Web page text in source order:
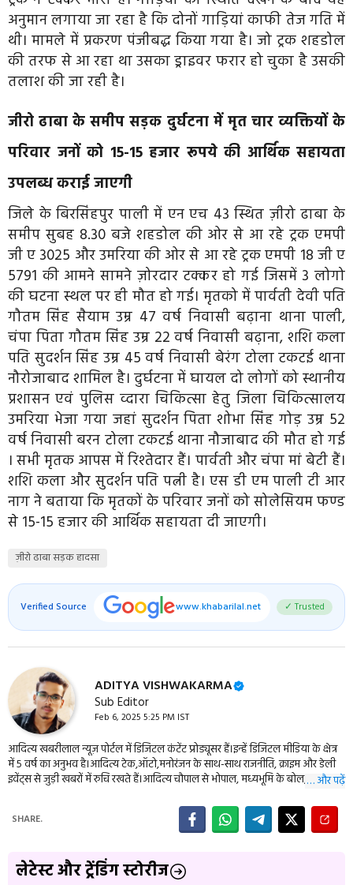
अनुमान लगाया जा रहा है कि दोनों गाड़ियां काफी तेज गति में
थी। मामले में प्रकरण पंजीबद्ध किया गया है। जो ट्रक शहडोल
की तरफ से आ रहा था उसका ड्राइवर फरार हो चुका है उसकी
तलाश की जा रही है।
जीरो ढाबा के समीप सड़क दुर्घटना में मृत चार व्यक्तियों के
परिवार जनों को 15-15 हजार रूपये की आर्थिक सहायता
उपलब्ध कराई जाएगी
जिले के बिरसिंहपुर पाली में एन एच 43 स्थित ज़ीरो ढाबा के
समीप सुबह 8.30 बजे शहडोल की ओर से आ रहे ट्रक एमपी
जी ए 3025 और उमरिया की ओर से आ रहे ट्रक एमपी 18 जी ए
5791 की आमने सामने ज़ोरदार टक्कर हो गई जिसमें 3 लोगो
की घटना स्थल पर ही मौत हो गई। मृतको में पार्वती देवी पति
गौतम सिंह सैयाम उम्र 47 वर्ष निवासी बढ़ाना थाना पाली,
चंपा पिता गौतम सिंह उम्र 22 वर्ष निवासी बढ़ाना, शशि कला
पति सुदर्शन सिंह उम्र 45 वर्ष निवासी बेरंग टोला टकटई थाना
नौरोजाबाद शामिल है। दुर्घटना में घायल दो लोगों को स्थानीय
प्रशासन एवं पुलिस व्दारा चिकित्सा हेतु जिला चिकित्सालय
उमरिया भेजा गया जहां सुदर्शन पिता शोभा सिंह गोड़ उम्र 52
वर्ष निवासी बरन टोला टकटई थाना नौजाबाद की मौत हो गई
। सभी मृतक आपस में रिश्तेदार हैं। पार्वती और चंपा मां बेटी हैं।
शशि कला और सुदर्शन पति पत्नी है। एस डी एम पाली टी आर
नाग ने बताया कि मृतकों के परिवार जनों को सोलेसियम फण्ड
से 15-15 हजार की आर्थिक सहायता दी जाएगी।
ज़ीरो ढाबा सड़क हादसा
Verified Source www.khabarilal.net ✓ Trusted
ADITYA VISHWAKARMA
Sub Editor
Feb 6, 2025 5:25 PM IST
आदित्य खबरीलाल न्यूज़ पोर्टल में डिजिटल कंटेंट प्रोड्यूसर हैं।इन्हें डिजिटल मीडिया के क्षेत्र
में 5 वर्ष का अनुभव है।आदित्य टेक,ऑटो,मनोरंजन के साथ-साथ राजनीति, क्राइम और डेली
इवेंट्स से जुड़ी खबरों में रुचि रखते हैं।आदित्य चौपाल से भोपाल, मध्यभूमि के बोल,… और पढ़ें
SHARE.
लेटेस्ट और ट्रेंडिंग स्टोरीज